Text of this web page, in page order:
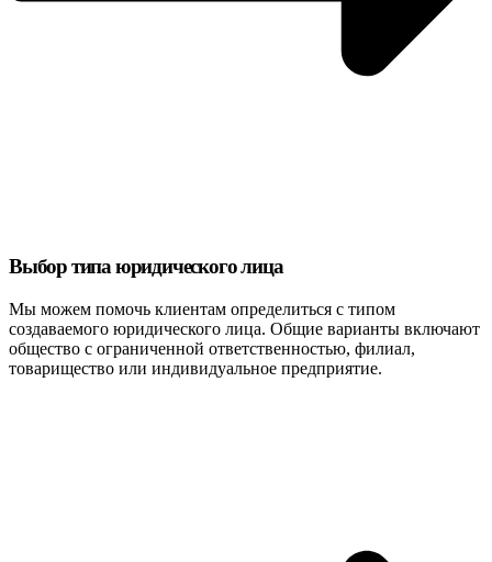
Выбор типа юридического лица
Мы можем помочь клиентам определиться с типом
создаваемого юридического лица. Общие варианты включают
общество с ограниченной ответственностью, филиал,
товарищество или индивидуальное предприятие.